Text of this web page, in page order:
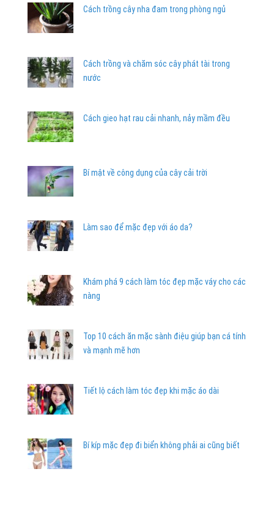
Cách trồng cây nha đam trong phòng ngủ
Cách trồng và chăm sóc cây phát tài trong
nước
Cách gieo hạt rau cải nhanh, nảy mầm đều
Bí mật về công dụng của cây cải trời
Làm sao để mặc đẹp với áo da?
Khám phá 9 cách làm tóc đẹp mặc váy cho các
nàng
Top 10 cách ăn mặc sành điệu giúp bạn cá tính
và mạnh mẽ hơn
Tiết lộ cách làm tóc đẹp khi mặc áo dài
Bí kíp mặc đẹp đi biển không phải ai cũng biết